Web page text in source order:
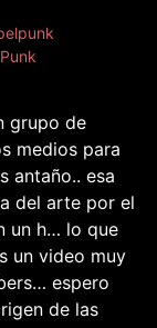
grupo de
medios para
antaño.. esa
del arte por el
un h… lo que
un video muy
espero
de las